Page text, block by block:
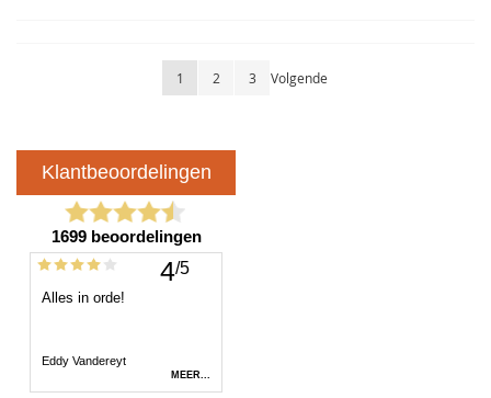
Pagina
U lees momenteel pagina
1 Pagina
2 Pagina
3 Pagina
Volgende